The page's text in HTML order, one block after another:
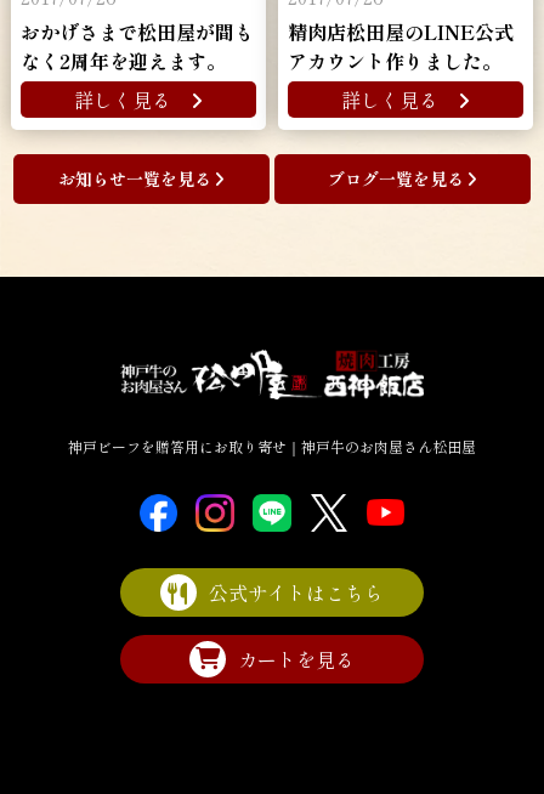
おかげさまで松田屋が間も
なく2周年を迎えます。
詳しく見る
精肉店松田屋のLINE公式
アカウント作りました。
詳しく見る
お知らせ一覧を見る ブログ一覧を見る
神戸ビーフを贈答用にお取り寄せ｜神戸牛のお肉屋さん松田屋
公式サイトはこちら
カートを見る